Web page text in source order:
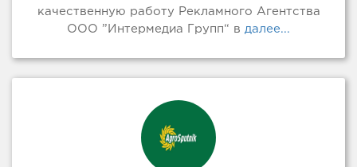
качественную работу Рекламного Агентства
ООО ”Интермедиа Групп“ в далее...